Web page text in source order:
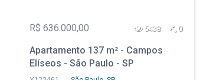
R$ 636.000,00 5438 0
Apartamento 137 m² - Campos
Elíseos - São Paulo - SP